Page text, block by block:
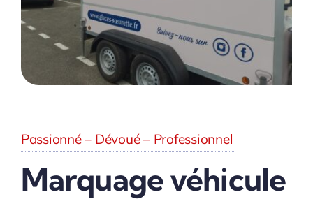
Passionné – Dévoué – Professionnel
Marquage véhicule